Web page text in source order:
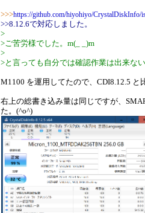
>>>https://github.com/hiyohiyo/CrystalDiskInfo/
>>8.12.6で対応しました。
>
>ご苦労様でした。m(_ _)m
>
>と言っても自分では確認作業は出来な
M1100 を運用してたので、CDI8.12.5 と
右上の総書き込み量は同じですが、
た。(^o^)